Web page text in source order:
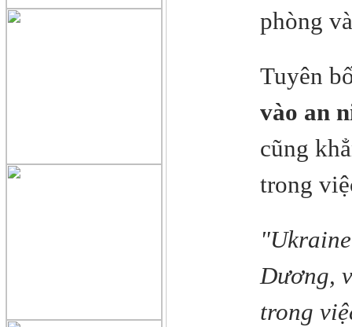
phòng
Tuyên
vào an
cũng
trong
Dương,
trong